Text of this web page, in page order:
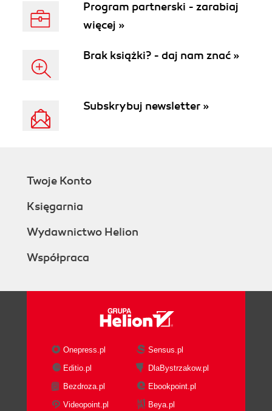
Program partnerski - zarabiaj
więcej »
Brak książki? - daj nam znać »
Subskrybuj newsletter »
Twoje Konto
Księgarnia
Wydawnictwo Helion
Współpraca
Onepress.pl
Sensus.pl
Editio.pl
DlaBystrzakow.pl
Bezdroza.pl
Ebookpoint.pl
Videopoint.pl
Beya.pl